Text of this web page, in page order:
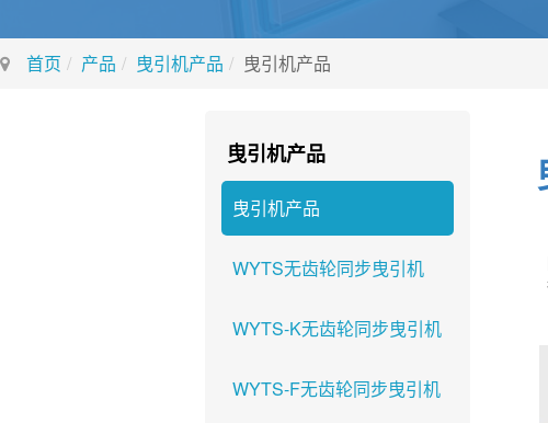
首页 产品 曳引机产品 曳引机产品
曳引机产品
曳引机产品
WYTS无齿轮同步曳引机
WYTS-K无齿轮同步曳引机
WYTS-F无齿轮同步曳引机